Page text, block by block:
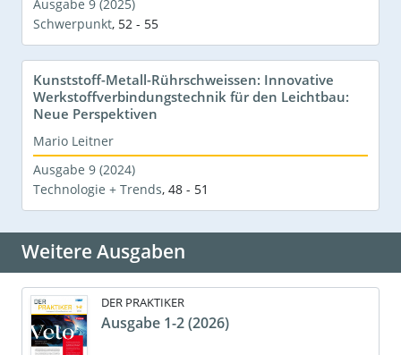
Ausgabe 9 (2025)
Schwerpunkt, 52 - 55
Kunststoff-Metall-Rührschweissen: Innovative
Werkstoffverbindungstechnik für den Leichtbau:
Neue Perspektiven
Mario Leitner
Ausgabe 9 (2024)
Technologie + Trends, 48 - 51
Weitere Ausgaben
DER PRAKTIKER
Ausgabe 1-2 (2026)